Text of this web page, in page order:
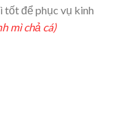
tốt để phục vụ kinh
mì chả cá)